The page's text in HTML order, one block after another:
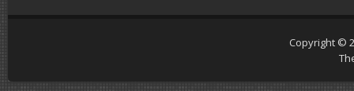
Copyright ©